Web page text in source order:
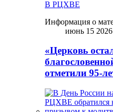
В РЦХВЕ
Информация о
июнь 15 2026
«Церковь
отметили 95-